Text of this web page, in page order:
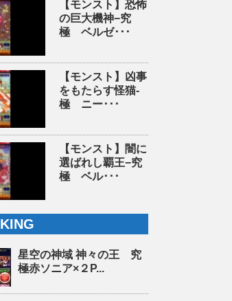
【モンスト】恐怖
の巨大機神−究
極 ベルゼ･･･
【モンスト】凶事
をもたらす怪猫-
極 ニー･･･
【モンスト】闇に
選ばれし覇王−究
極 ベル･･･
星空の神域 神々の王 究
極赤ソニア×２P...